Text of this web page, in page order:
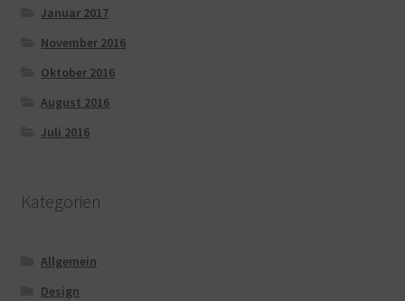
Januar 2017
November 2016
Oktober 2016
August 2016
Juli 2016
Kategorien
Allgemein
Design